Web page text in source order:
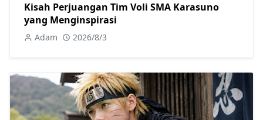
Kisah Perjuangan Tim Voli SMA Karasuno
yang Menginspirasi
Adam 2026/8/3